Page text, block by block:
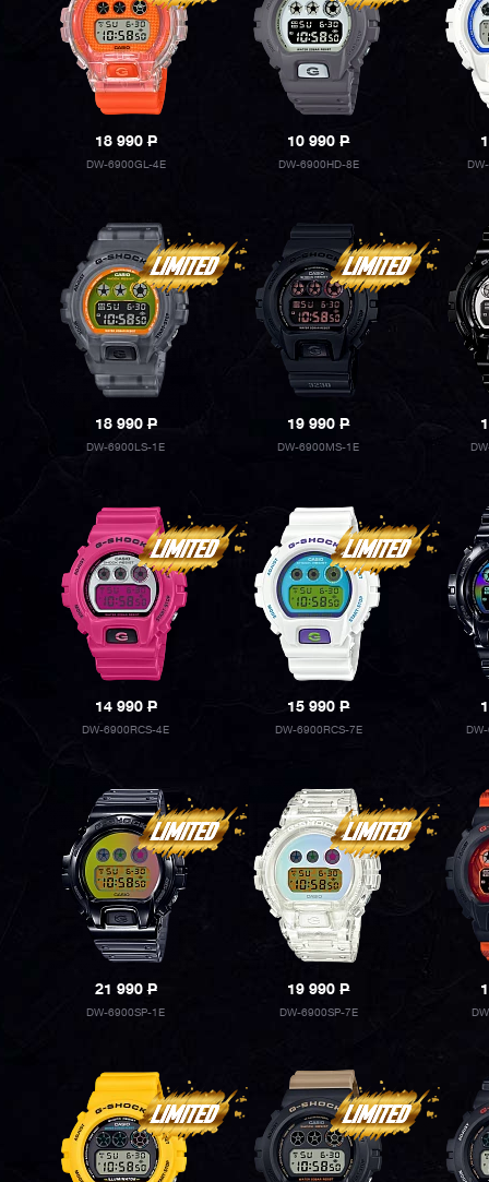
18 990P
DW-6900GL-4E
10 990P
DW-6900HD-8E
18 990P
DW-6900LS-1E
19 990P
DW-6900MS-1E
14 990P
DW-6900RCS-4E
15 990P
DW-6900RCS-7E
21 990P
DW-6900SP-1E
19 990P
DW-6900SP-7E